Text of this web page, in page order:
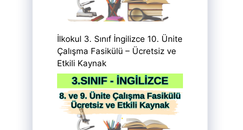
İlkokul 3. Sınıf İngilizce 10. Ünite
Çalışma Fasikülü – Ücretsiz ve
Etkili Kaynak